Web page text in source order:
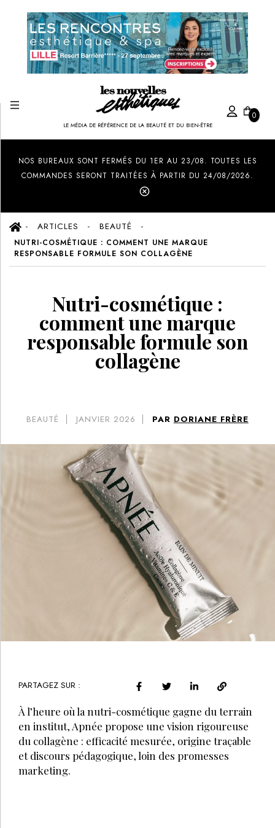
LE MÉDIA DE RÉFÉRENCE DE LA BEAUTÉ ET DU BIEN-ÊTRE
0
NOS BUREAUX SONT FERMÉS DU 1ER AU 23/08. TOUTES LES
COMMANDES SERONT TRAITÉES À PARTIR DU 24/08/2026.
ARTICLES BEAUTÉ
NUTRI-COSMÉTIQUE : COMMENT UNE MARQUE
RESPONSABLE FORMULE SON COLLAGÈNE
Nutri-cosmétique :
comment une marque
responsable formule son
collagène
BEAUTÉ JANVIER 2026 PAR DORIANE FRÈRE
PARTAGEZ SUR :
À l’heure où la nutri-cosmétique gagne du terrain
en institut, Apnée propose une vision rigoureuse
du collagène : efficacité mesurée, origine traçable
et discours pédagogique, loin des promesses
marketing.